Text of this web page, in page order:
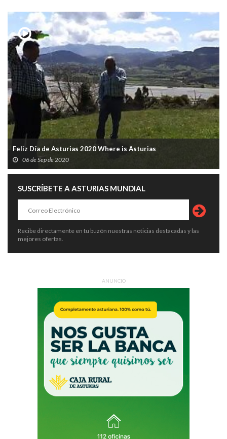
Feliz Día de Asturias 2020 Where is Asturias
06 de Sep de 2020
SUSCRÍBETE A ASTURIAS MUNDIAL
Recibe directamente en tu buzón nuestras noticias destacadas y las
mejores ofertas.
ANUNCIO